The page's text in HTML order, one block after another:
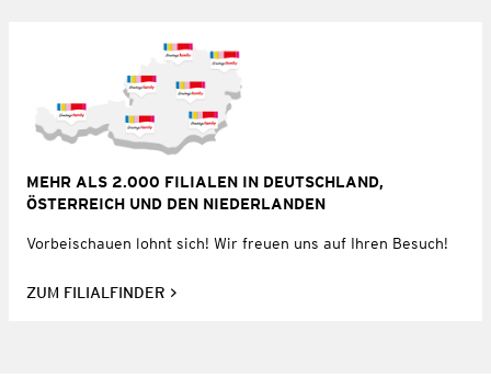
MEHR ALS 2.000 FILIALEN IN DEUTSCHLAND,
ÖSTERREICH UND DEN NIEDERLANDEN
Vorbeischauen lohnt sich! Wir freuen uns auf Ihren Besuch!
ZUM FILIALFINDER